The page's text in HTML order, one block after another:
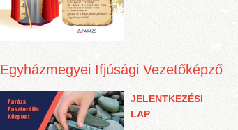
Egyházmegyei Ifjúsági Vezetőképző
JELENTKEZÉSI
LAP